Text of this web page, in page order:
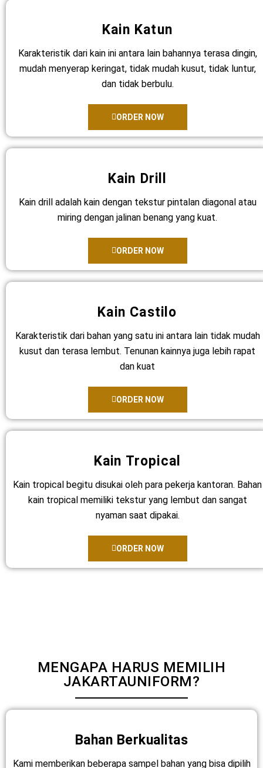
Kain Katun
Karakteristik dari kain ini antara lain bahannya terasa dingin,
mudah menyerap keringat, tidak mudah kusut, tidak luntur,
dan tidak berbulu.
ORDER NOW
Kain Drill
Kain drill adalah kain dengan tekstur pintalan diagonal atau
miring dengan jalinan benang yang kuat.
ORDER NOW
Kain Castilo
Karakteristik dari bahan yang satu ini antara lain tidak mudah
kusut dan terasa lembut. Tenunan kainnya juga lebih rapat
dan kuat
ORDER NOW
Kain Tropical
Kain tropical begitu disukai oleh para pekerja kantoran. Bahan
kain tropical memiliki tekstur yang lembut dan sangat
nyaman saat dipakai.
ORDER NOW
MENGAPA HARUS MEMILIH
JAKARTAUNIFORM?
Bahan Berkualitas
Kami memberikan beberapa sampel bahan yang bisa dipilih